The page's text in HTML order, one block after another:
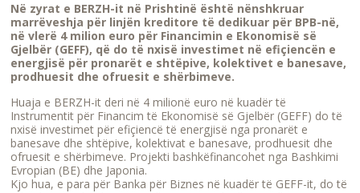
Në zyrat e BERZH-it në Prishtinë është nënshkruar
marrëveshja për linjën kreditore të dedikuar për BPB-në,
në vlerë 4 milion euro për Financimin e Ekonomisë së
Gjelbër (GEFF), që do të nxisë investimet në efiçiencën e
energjisë për pronarët e shtëpive, kolektivet e banesave,
prodhuesit dhe ofruesit e shërbimeve.
Huaja e BERZH-it deri në 4 milionë euro në kuadër të
Instrumentit për Financim të Ekonomisë së Gjelbër (GEFF) do të
nxisë investimet për efiçiencë të energjisë nga pronarët e
banesave dhe shtëpive, kolektivat e banesave, prodhuesit dhe
ofruesit e shërbimeve. Projekti bashkëfinancohet nga Bashkimi
Evropian (BE) dhe Japonia.
Kjo hua, e para për Banka për Biznes në kuadër të GEFF-it, do të